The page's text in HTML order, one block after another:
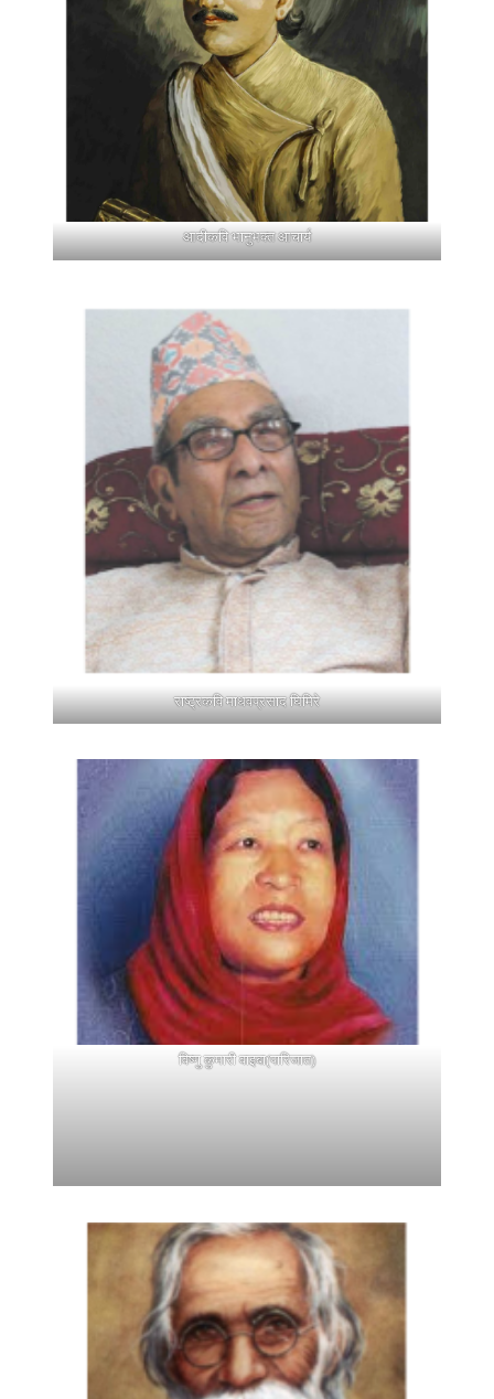
आदीकवि भानुभक्त आचार्य
राष्ट्रकवि माधवप्रसाद घिमिरे
विष्णु कुमारी वाइबा(पारिजात)